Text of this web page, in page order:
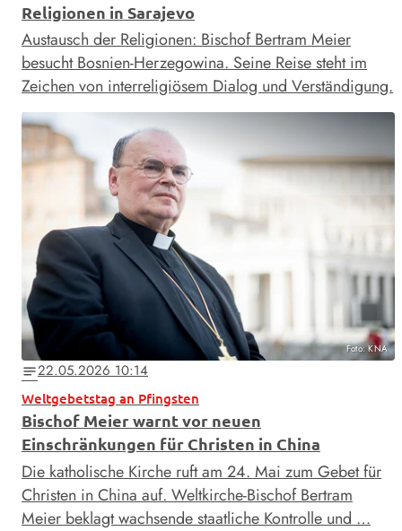
Religionen in Sarajevo
Austausch der Religionen: Bischof Bertram Meier
besucht Bosnien-Herzegowina. Seine Reise steht im
Zeichen von interreligiösem Dialog und Verständigung.
Foto: KNA
notes22.05.2026 10:14
Weltgebetstag an Pfingsten
Bischof Meier warnt vor neuen
Einschränkungen für Christen in China
Die katholische Kirche ruft am 24. Mai zum Gebet für
Christen in China auf. Weltkirche-Bischof Bertram
Meier beklagt wachsende staatliche Kontrolle und …